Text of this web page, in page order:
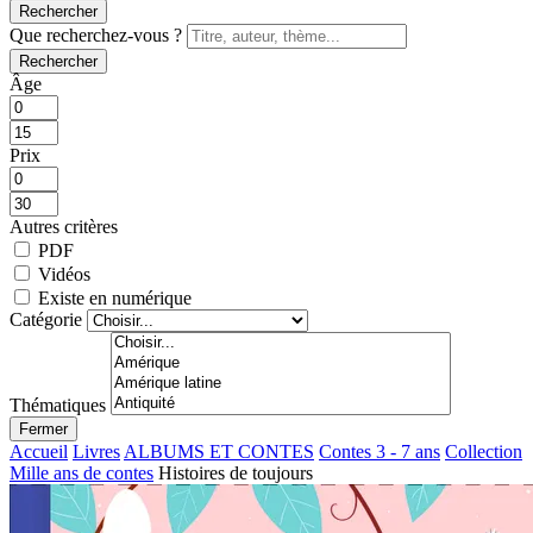
Rechercher
Que recherchez-vous ?
Rechercher
Âge
Prix
Autres critères
PDF
Vidéos
Existe en numérique
Catégorie
Thématiques
Fermer
Accueil Livres ALBUMS ET CONTES Contes 3 - 7 ans Collection
Mille ans de contes Histoires de toujours